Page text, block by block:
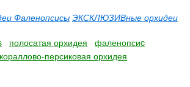
Фаленопсисы ЭКСКЛЮЗИВные орхидеи
полосатая орхидея
фаленопсиc
кораллово-персиковая орхидея